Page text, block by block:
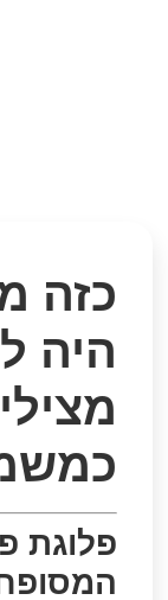
כזה
היה
פלוגת